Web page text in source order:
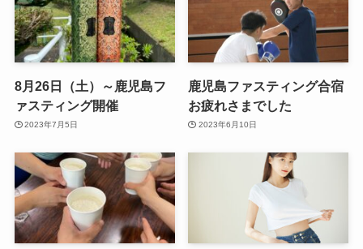
8月26日（土）～鹿児島フ
ァスティング開催
2023年7月5日
鹿児島ファスティング合宿
お疲れさまでした
2023年6月10日